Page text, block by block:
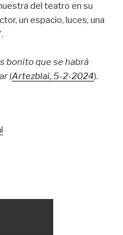
del teatro en su
un espacio, luces, una
bonito que se habrá
(Artezblai, 5-2-2024).